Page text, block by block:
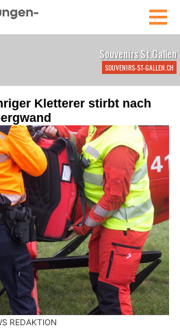
Kletterer stirbt nach
REDAKTION